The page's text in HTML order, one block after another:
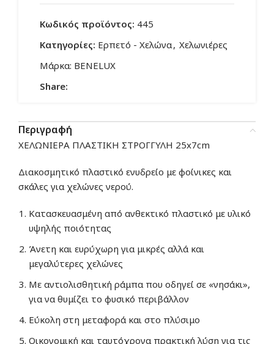
Κωδικός προϊόντος: 445
Κατηγορίες: Ερπετό - Χελώνα, Χελωνιέρες
Μάρκα: BENELUX
Share:
Περιγραφή
ΧΕΛΩΝΙΕΡΑ ΠΛΑΣΤΙΚΗ ΣΤΡΟΓΓΥΛΗ 25x7cm
Διακοσμητικό πλαστικό ενυδρείο με φοίνικες και
σκάλες για χελώνες νερού.
Κατασκευασμένη από ανθεκτικό πλαστικό με υλικό
υψηλής ποιότητας
Άνετη και ευρύχωρη για μικρές αλλά και
μεγαλύτερες χελώνες
Με αντιολισθητική ράμπα που οδηγεί σε «νησάκι»,
για να θυμίζει το φυσικό περιβάλλον
Εύκολη στη μεταφορά και στο πλύσιμο
Οικονομική και ταυτόχρονα πρακτική λύση για τις